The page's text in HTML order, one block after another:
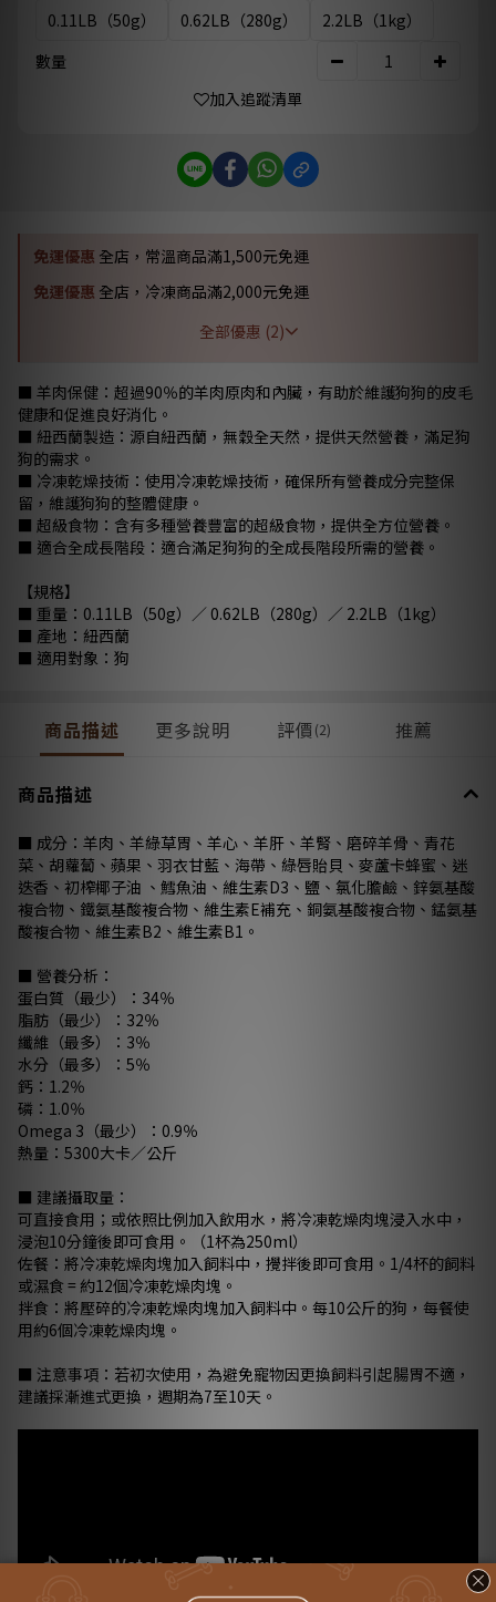
0.11LB（50g）
0.62LB（280g）
2.2LB（1kg）
數量
加入追蹤清單
免運優惠 全店，常溫商品滿1,500元免運
免運優惠 全店，冷凍商品滿2,000元免運
全部優惠 (2)
■ 羊肉保健：超過90％的羊肉原肉和內臟，有助於維護狗狗的皮毛
健康和促進良好消化。
■ 紐西蘭製造：源自紐西蘭，無穀全天然，提供天然營養，滿足狗
狗的需求。
■ 冷凍乾燥技術：使用冷凍乾燥技術，確保所有營養成分完整保
留，維護狗狗的整體健康。
■ 超級食物：含有多種營養豐富的超級食物，提供全方位營養。
■ 適合全成長階段：適合滿足狗狗的全成長階段所需的營養。
【規格】
■ 重量：0.11LB（50g）／ 0.62LB（280g）／ 2.2LB（1kg）
■ 產地：紐西蘭
■ 適用對象：狗
商品描述 更多說明 評價(2) 推薦
商品描述
■ 成分：羊肉、羊綠草胃、羊心、羊肝、羊腎、磨碎羊骨、青花
菜、胡蘿蔔、蘋果、羽衣甘藍、海帶、綠唇貽貝、麥蘆卡蜂蜜、迷
迭香、初榨椰子油 、鱈魚油、維生素D3、鹽、氯化膽鹼、鋅氨基酸
複合物、鐵氨基酸複合物、維生素E補充、銅氨基酸複合物、錳氨基
酸複合物、維生素B2、維生素B1。
■ 營養分析：
蛋白質（最少）：34％
脂肪（最少）：32％
纖維（最多）：3％
水分（最多）：5％
鈣：1.2％
磷：1.0％
Omega 3（最少）：0.9％
熱量：5300大卡／公斤
■ 建議攝取量：
可直接食用；或依照比例加入飲用水，將冷凍乾燥肉塊浸入水中，
浸泡10分鐘後即可食用。（1杯為250ml）
佐餐：將冷凍乾燥肉塊加入飼料中，攪拌後即可食用。1/4杯的飼料
或濕食 = 約12個冷凍乾燥肉塊。
拌食：將壓碎的冷凍乾燥肉塊加入飼料中。每10公斤的狗，每餐使
用約6個冷凍乾燥肉塊。
■ 注意事項：若初次使用，為避免寵物因更換飼料引起腸胃不適，
建議採漸進式更換，週期為7至10天。